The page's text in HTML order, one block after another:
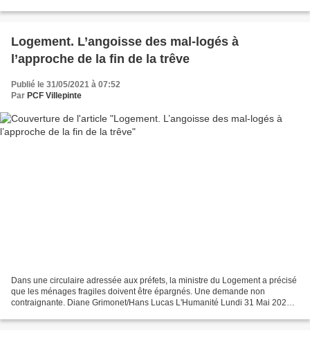
Logement. L’angoisse des mal-logés à
l’approche de la fin de la trêve
Publié le 31/05/2021 à 07:52
Par PCF Villepinte
Dans une circulaire adressée aux préfets, la ministre du Logement a précisé
que les ménages fragiles doivent être épargnés. Une demande non
contraignante. Diane Grimonet/Hans Lucas L'Humanité Lundi 31 Mai 2021